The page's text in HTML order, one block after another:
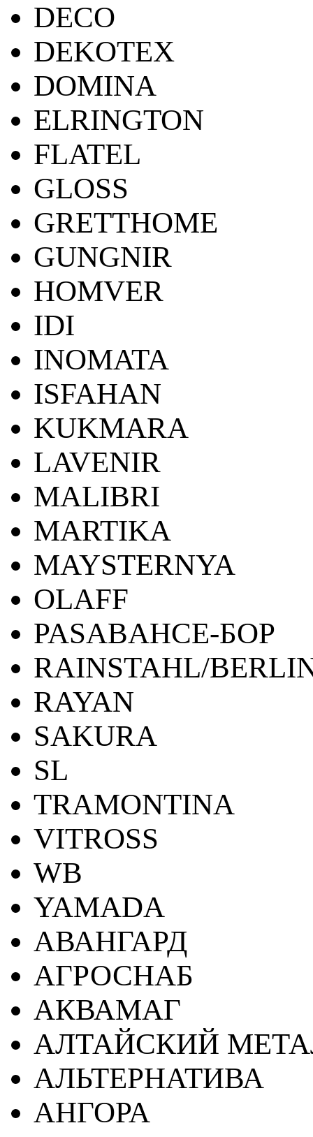
DECO
DEKOTEX
DOMINA
ELRINGTON
FLATEL
GLOSS
GRETTHOME
GUNGNIR
HOMVER
IDI
INOMATA
ISFAHAN
KUKMARA
LAVENIR
MALIBRI
MARTIKA
MAYSTERNYA
OLAFF
PASABAHCE-БОР
RAINSTAHL/
RAYAN
SAKURA
SL
TRAMONTINA
VITROSS
WB
YAMADA
АВАНГАРД
АГРОСНАБ
АКВАМАГ
АЛТАЙСКИЙ
АЛЬТЕРНАТИВА
АНГОРА